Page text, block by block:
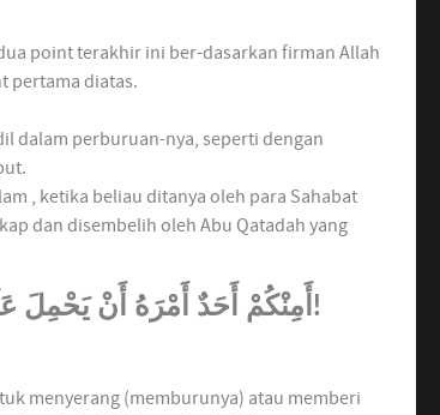
point terakhir ini ber-dasarkan firman Allah
pertama diatas.
dalam perburuan-nya, seperti dengan
, ketika beliau ditanya oleh para Sahabat
dan disembelih oleh Abu Qatadah yang
أَمِنْكُمْ أَحَدٌ أَمْرَهُ أَنْ يَحْمِلَ عَلَيْهَا أَوْ أَشَارَ إِلَيْهَا, قَالُوْ: لاَ، قَالَ: فَكُلُوْا!
menyerang (memburunya) atau memberi